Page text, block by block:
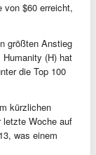
von $60 erreicht,
größten Anstieg
(H) hat
die Top 100
kürzlichen
letzte Woche auf
was einem